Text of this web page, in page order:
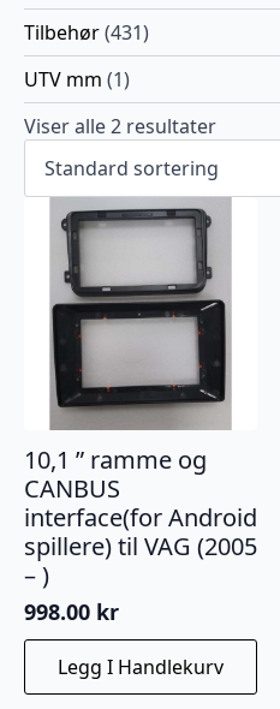
Tilbehør(431)
UTV mm (1)
Viser alle 2 resultater
10,1 ” ramme og
CANBUS
interface(for Android
spillere) til VAG (2005
– )
998.00 kr
Legg I Handlekurv